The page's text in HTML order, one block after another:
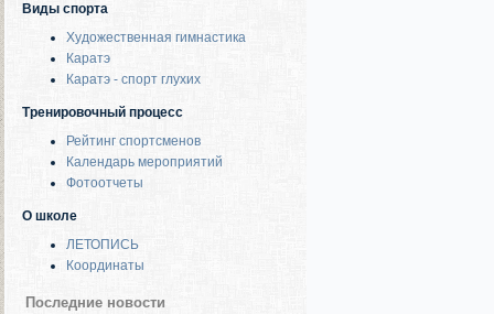
Виды спорта
Художественная гимнастика
Каратэ
Каратэ - спорт глухих
Тренировочный процесс
Рейтинг спортсменов
Календарь мероприятий
Фотоотчеты
О школе
ЛЕТОПИСЬ
Координаты
Последние новости